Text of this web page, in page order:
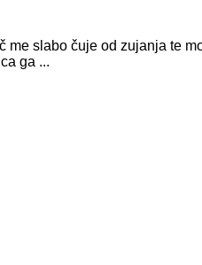
slabo čuje od zujanja te
ga ...